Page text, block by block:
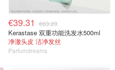
€39.31 €63.20
Kerastase 双重功能洗发水500ml
净澈头皮 洁净发丝
Parfumdreams